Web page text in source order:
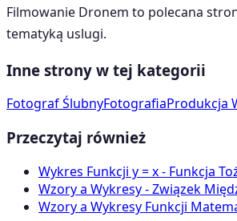
Filmowanie Dronem to polecana
tematyką uslugi.
Inne strony w tej kategorii
Fotograf ŚlubnyFotografiaProdukcja
Przeczytaj również
Wykres Funkcji y = x - Funkcja
Wzory a Wykresy - Związek
Wzory a Wykresy Funkcji